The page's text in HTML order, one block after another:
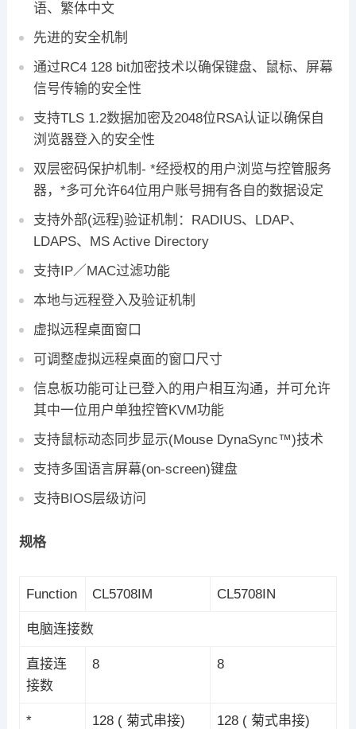
语、繁体中文
先进的安全机制
通过RC4 128 bit加密技术以确保键盘、鼠标、屏幕
信号传输的安全性
支持TLS 1.2数据加密及2048位RSA认证以确保自
浏览器登入的安全性
双层密码保护机制- *经授权的用户浏览与控管服务
器，*多可允许64位用户账号拥有各自的数据设定
支持外部(远程)验证机制：RADIUS、LDAP、
LDAPS、MS Active Directory
支持IP／MAC过滤功能
本地与远程登入及验证机制
虚拟远程桌面窗口
可调整虚拟远程桌面的窗口尺寸
信息板功能可让已登入的用户相互沟通，并可允许
其中一位用户单独控管KVM功能
支持鼠标动态同步显示(Mouse DynaSync™)技术
支持多国语言屏幕(on-screen)键盘
支持BIOS层级访问
规格
Function CL5708IM CL5708IN
电脑连接数
直接连
接数
8 8
* 128 ( 菊式串接) 128 ( 菊式串接)